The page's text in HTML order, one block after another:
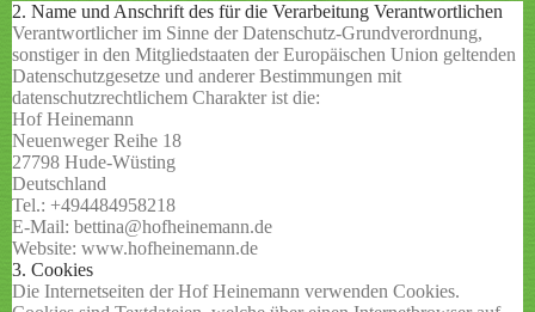
2. Name und Anschrift des für die Verarbeitung Verantwortlichen
Verantwortlicher im Sinne der Datenschutz-Grundverordnung,
sonstiger in den Mitgliedstaaten der Europäischen Union geltenden
Datenschutzgesetze und anderer Bestimmungen mit
datenschutzrechtlichem Charakter ist die:
Hof Heinemann
Neuenweger Reihe 18
27798 Hude-Wüsting
Deutschland
Tel.: +494484958218
E-Mail: bettina@hofheinemann.de
Website: www.hofheinemann.de
3. Cookies
Die Internetseiten der Hof Heinemann verwenden Cookies.